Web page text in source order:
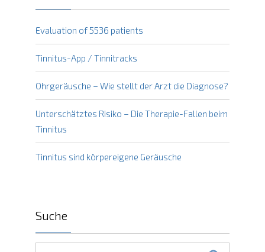
Evaluation of 5536 patients
Tinnitus-App / Tinnitracks
Ohrgeräusche – Wie stellt der Arzt die Diagnose?
Unterschätztes Risiko – Die Therapie-Fallen beim
Tinnitus
Tinnitus sind körpereigene Geräusche
Suche